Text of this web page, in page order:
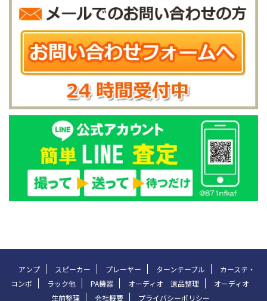
アンプ スピーカー プレーヤー ターンテーブル
カーステ・
コンポ
ラック他 PA機器 オーディオ 遺品整理
オーディオ
生前整理
会社概要 プライバシーポリシー